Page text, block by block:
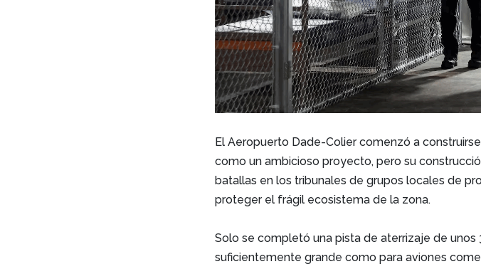
El Aeropuerto Dade-Colier comenzó a
como un ambicioso proyecto, pero su
batallas en los tribunales de grupos locales de
proteger el frágil ecosistema de la zona.
Solo se completó una pista de aterrizaje de
suficientemente grande como para aviones